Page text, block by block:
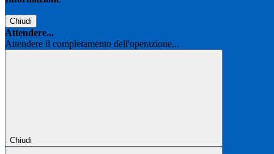
Chiudi
Attendere...
Attendere il completamento dell'operazione...
Chiudi